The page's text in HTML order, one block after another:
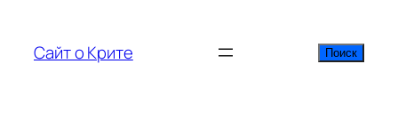
содержимому
Сайт о Крите Поиск
Поиск